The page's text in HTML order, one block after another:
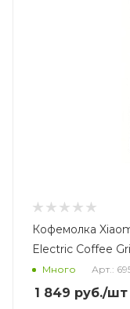
Кофемолка
Electric Coffee
Много Арт.:
1 849 руб./шт